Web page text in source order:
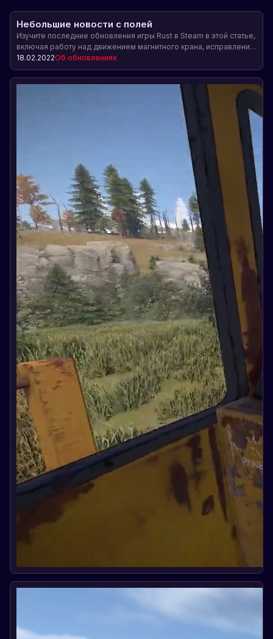
Небольшие новости с полей
Изучите последние обновления игры Rust в Steam в этой статье,
включая работу над движением магнитного крана, исправление
ошибок, обновление анимаций и многое другое.
18.02.2022Об обновлениях